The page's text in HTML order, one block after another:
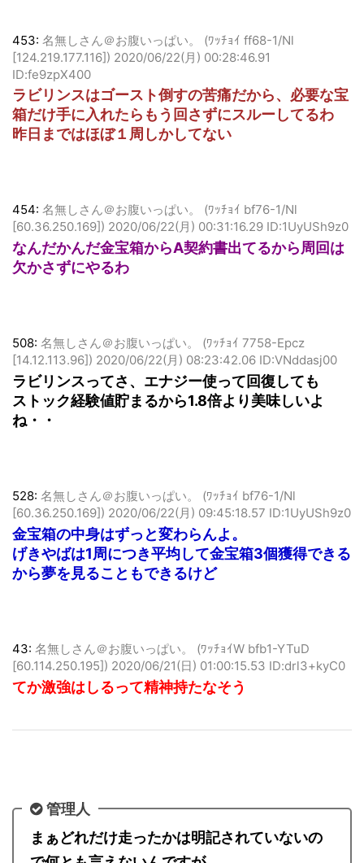
453:名無しさん＠お腹いっぱい。 (ﾜｯﾁｮｲ ff68-1/Nl
[124.219.177.116])
ID:fe9zpX400
ラビリンスはゴースト倒すの苦痛だから、必要な宝
箱だけ手に入れたらもう回さずにスルーしてるわ
454:名無しさん＠お腹いっぱい。 (ﾜｯﾁｮｲ bf76-1/Nl
[60.36.250.169]) 2020/06/22(月) 00:31:16.29 ID:1UyUSh9z0
なんだかんだ金宝箱からA契約書出てるから周回は
508:名無しさん＠お腹いっぱい。 (ﾜｯﾁｮｲ 7758-Epcz
[14.12.113.96]) 2020/06/22(月) 08:23:42.06 ID:VNddasj00
ラビリンスってさ、エナジー使って回復しても
ストック経験値貯まるから1.8倍より美味しいよ
528:名無しさん＠お腹いっぱい。 (ﾜｯﾁｮｲ bf76-1/Nl
[60.36.250.169]) 2020/06/22(月) 09:45:18.57 ID:1UyUSh9z0
金宝箱の中身はずっと変わらんよ。
げきやばは1周につき平均して金宝箱3個獲得できる
43:名無しさん＠お腹いっぱい。 (ﾜｯﾁｮｲW bfb1-YTuD
[60.114.250.195])
2020/06/21(日) 01:00:15.53 ID:drl3+kyC0
まぁどれだけ走ったかは明記されていないの